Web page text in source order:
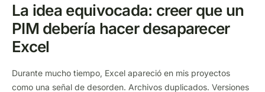
La idea equivocada: creer que un
PIM debería hacer desaparecer
Excel
Durante mucho tiempo, Excel apareció en mis proyectos
como una señal de desorden. Archivos duplicados. Versiones